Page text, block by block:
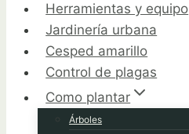
Herramientas y equipo
Jardinería urbana
Cesped amarillo
Control de plagas
Como plantar
Árboles